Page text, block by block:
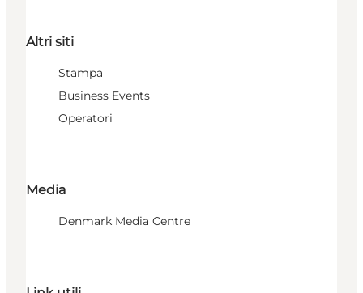
Altri siti
Stampa
Business Events
Operatori
Media
Denmark Media Centre